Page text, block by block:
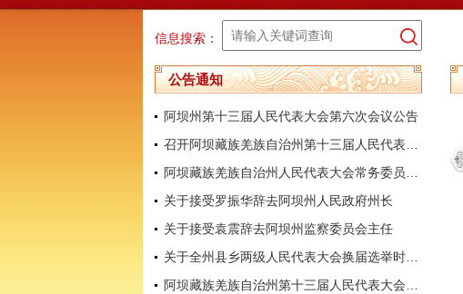
信息搜索：
公告通知
阿坝州第十三届人民代表大会第六次会议公告
关于接受罗振华辞去阿坝州人民政府州长
关于接受袁震辞去阿坝州监察委员会主任